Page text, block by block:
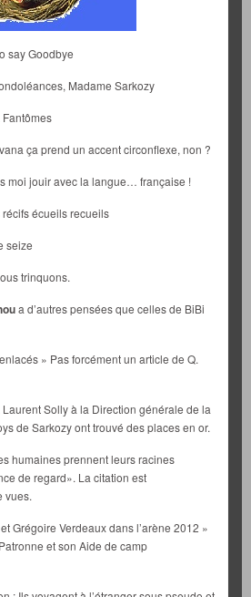
say Goodbye
Madame Sarkozy
Fantômes
ça prend un accent circonflexe, non ?
moi jouir avec la langue… française !
récifs écueils recueils
seize
trinquons.
a d’autres pensées que celles de BiBi
» Pas forcément un article de Q.
Laurent Solly à la Direction générale de la
de Sarkozy ont trouvé des places en or.
humaines prennent leurs racines
de regard». La citation est
vues.
Grégoire Verdeaux dans l’arène 2012 »
et son Aide de camp